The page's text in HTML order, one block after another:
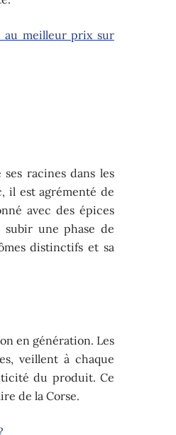
au meilleur prix sur
racines dans les
il est agrémenté de
avec des épices
subir une phase de
distinctifs et sa
en génération. Les
veillent à chaque
du produit. Ce
de la Corse.